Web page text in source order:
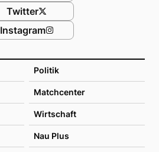
Politik
Matchcenter
Wirtschaft
Nau Plus
Twitter
Instagram